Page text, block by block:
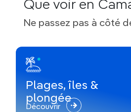
Que voir en
Ne passez pas à côté
Plages, îles &
plongée
Découvrir